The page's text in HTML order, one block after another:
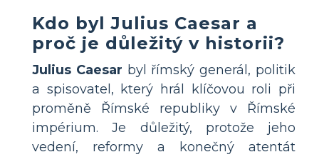
Kdo byl Julius Caesar a
proč je důležitý v historii?
Julius Caesar byl římský generál, politik
a spisovatel, který hrál klíčovou roli při
proměně Římské republiky v Římské
impérium. Je důležitý, protože jeho
vedení, reformy a konečný atentát